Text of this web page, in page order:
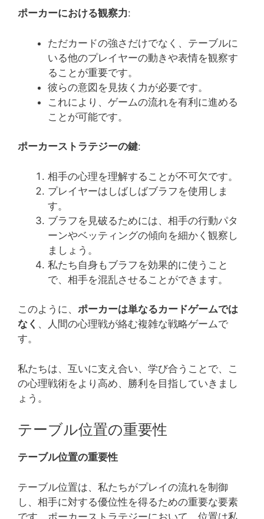
ポーカーにおける観察力:
ただカードの強さだけでなく、テーブルに
いる他のプレイヤーの動きや表情を観察す
ることが重要です。
彼らの意図を見抜く力が必要です。
これにより、ゲームの流れを有利に進める
ことが可能です。
ポーカーストラテジーの鍵:
相手の心理を理解することが不可欠です。
プレイヤーはしばしばブラフを使用しま
す。
ブラフを見破るためには、相手の行動パタ
ーンやベッティングの傾向を細かく観察し
ましょう。
私たち自身もブラフを効果的に使うこと
で、相手を混乱させることができます。
このように、 ポーカーは単なるカードゲームでは
なく 、人間の心理戦が絡む複雑な戦略ゲームで
す。
私たちは、互いに支え合い、学び合うことで、こ
の心理戦術をより高め、勝利を目指していきまし
ょう。
テーブル位置の重要性
テーブル位置の重要性
テーブル位置は、私たちがプレイの流れを制御
し、相手に対する優位性を得るための重要な要素
です。ポーカーストラテジーにおいて、位置は私